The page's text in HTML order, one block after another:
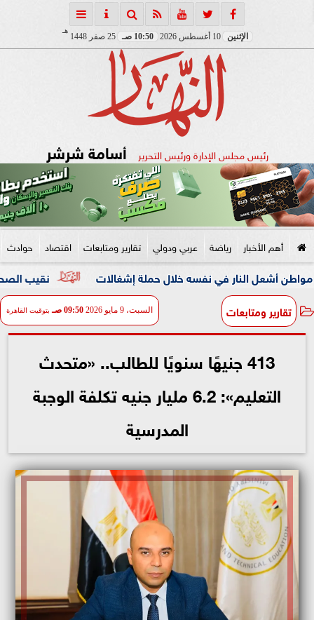
الإثنين 10 أغسطس 2026 10:50 صـ 25 صفر 1448
هـ
رئيس مجلس الإدارة ورئيس التحرير أسامة شرشر
أهم الأخبار رياضة عربي ودولي تقارير ومتابعات اقتصاد حوادث
نقيب الصحفيين والنائبة في نفسه خلال حملة إشغالات
تقارير ومتابعات السبت، 9 مايو 2026 09:50 صـ بتوقيت القاهرة
413 جنيهًا سنويًا للطالب.. «متحدث
التعليم»: 6.2 مليار جنيه تكلفة الوجبة
المدرسية